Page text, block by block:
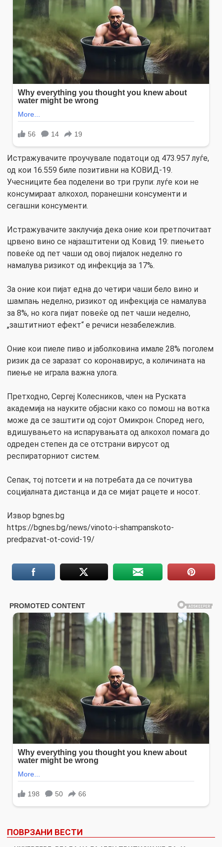
Истражувачите проучувале податоци од 473.957 луѓе,
од кои 16.559 биле позитивни на КОВИД-19.
Учесниците беа поделени во три групи: луѓе кои не
консумираат алкохол, поранешни консументи и
сегашни консументи.
Истражувачите заклучија дека оние кои претпочитаат
црвено вино се најзаштитени од Ковид 19: пиењето
повеќе од пет чаши од овој пијалок неделно го
намалува ризикот од инфекција за 17%.
За оние кои пијат една до четири чаши бело вино и
шампањ неделно, ризикот од инфекција се намалува
за 8%, но кога пијат повеќе од пет чаши неделно,
„заштитниот ефект“ е речиси незабележлив.
Оние кои пиеле пиво и јаболковина имале 28% поголем
ризик да се заразат со коронавирус, а количината на
пиење не играла важна улога.
Претходно, Сергеј Колесников, член на Руската
академија на науките објасни како со помош на вотка
може да се заштити од сојот Омикрон. Според него,
вдишувањето на испарувањата од алкохол помага до
одреден степен да се отстрани вирусот од
респираторниот систем.
Сепак, тој потсети и на потребата да се почитува
социјалната дистанца и да се мијат рацете и носот.
Извор bgnes.bg
https://bgnes.bg/news/vinoto-i-shampanskoto-
predpazvat-ot-covid-19/
ПОВРЗАНИ ВЕСТИ